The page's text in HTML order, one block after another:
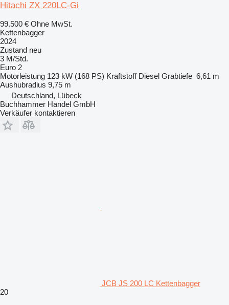
Hitachi ZX 220LC-Gi
99.500 € Ohne MwSt.
Kettenbagger
2024
Zustand neu
3 M/Std.
Euro 2
Motorleistung 123 kW (168 PS) Kraftstoff Diesel Grabtiefe 6,61 m
Aushubradius 9,75 m
Deutschland, Lübeck
Buchhammer Handel GmbH
Verkäufer kontaktieren
JCB JS 200 LC Kettenbagger
20